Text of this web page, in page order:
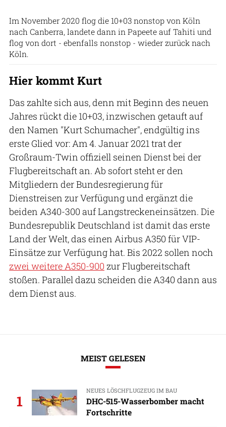
Im November 2020 flog die 10+03 nonstop von Köln
nach Canberra, landete dann in Papeete auf Tahiti und
flog von dort - ebenfalls nonstop - wieder zurück nach
Köln.
Hier kommt Kurt
Das zahlte sich aus, denn mit Beginn des neuen
Jahres rückt die 10+03, inzwischen getauft auf
den Namen "Kurt Schumacher", endgültig ins
erste Glied vor: Am 4. Januar 2021 trat der
Großraum-Twin offiziell seinen Dienst bei der
Flugbereitschaft an. Ab sofort steht er den
Mitgliedern der Bundesregierung für
Dienstreisen zur Verfügung und ergänzt die
beiden A340-300 auf Langstreckeneinsätzen. Die
Bundesrepublik Deutschland ist damit das erste
Land der Welt, das einen Airbus A350 für VIP-
Einsätze zur Verfügung hat. Bis 2022 sollen noch
zwei weitere A350-900 zur Flugbereitschaft
stoßen. Parallel dazu scheiden die A340 dann aus
dem Dienst aus.
MEIST GELESEN
1
NEUES LÖSCHFLUGZEUG IM BAU
DHC-515-Wasserbomber macht
Fortschritte